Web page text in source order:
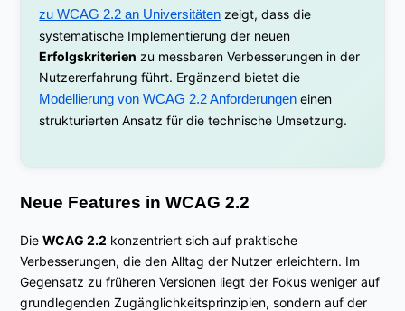
zu WCAG 2.2 an Universitäten zeigt, dass die
systematische Implementierung der neuen
Erfolgskriterien zu messbaren Verbesserungen in der
Nutzererfahrung führt. Ergänzend bietet die
Modellierung von WCAG 2.2 Anforderungen einen
strukturierten Ansatz für die technische Umsetzung.
Neue Features in WCAG 2.2
DieWCAG 2.2 konzentriert sich auf praktische
Verbesserungen, die den Alltag der Nutzer erleichtern. Im
Gegensatz zu früheren Versionen liegt der Fokus weniger auf
grundlegenden Zugänglichkeitsprinzipien, sondern auf der